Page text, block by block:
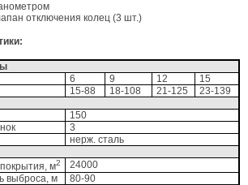
отключения колец (3 шт.)
6
9 12
15
15-88
18-108 21-125 23-139
150
3
нерж. сталь
м2
24000
выброса, м
80-90